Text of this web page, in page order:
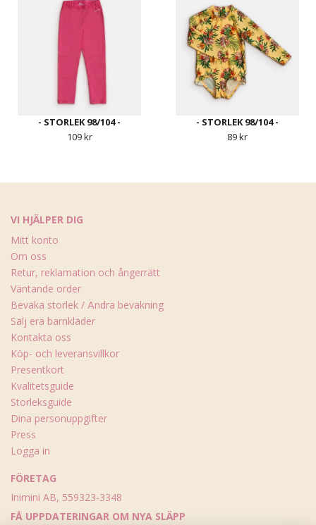
- STORLEK 98/104 -
109 kr
- STORLEK 98/104 -
89 kr
VI HJÄLPER DIG
Mitt konto
Om oss
Retur, reklamation och ångerrätt
Väntande order
Bevaka storlek / Ändra bevakning
Sälj era barnkläder
Kontakta oss
Köp- och leveransvillkor
Presentkort
Kvalitetsguide
Storleksguide
Dina personuppgifter
Press
Logga in
FÖRETAG
Inimini AB, 559323-3348
FÅ UPPDATERINGAR OM NYA SLÄPP